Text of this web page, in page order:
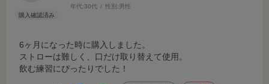
年代:30代 性別:男性
6ヶ月になった時に購入しました。
ストローは難しく、口だけ取り替えて使用。
飲む練習にぴったりでした！